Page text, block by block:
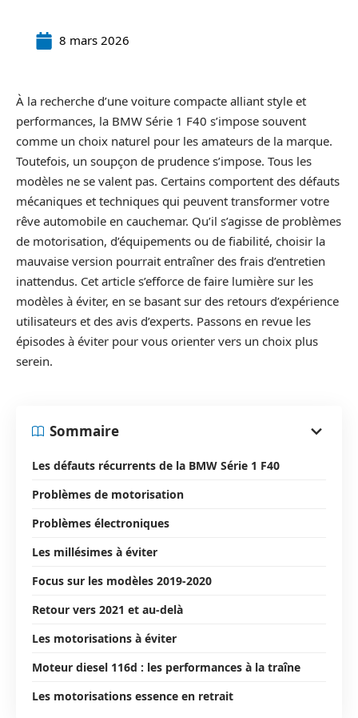
8 mars 2026
À la recherche d’une voiture compacte alliant style et
performances, la BMW Série 1 F40 s’impose souvent
comme un choix naturel pour les amateurs de la marque.
Toutefois, un soupçon de prudence s’impose. Tous les
modèles ne se valent pas. Certains comportent des défauts
mécaniques et techniques qui peuvent transformer votre
rêve automobile en cauchemar. Qu’il s’agisse de problèmes
de motorisation, d’équipements ou de fiabilité, choisir la
mauvaise version pourrait entraîner des frais d’entretien
inattendus. Cet article s’efforce de faire lumière sur les
modèles à éviter, en se basant sur des retours d’expérience
utilisateurs et des avis d’experts. Passons en revue les
épisodes à éviter pour vous orienter vers un choix plus
serein.
Sommaire
Les défauts récurrents de la BMW Série 1 F40
Problèmes de motorisation
Problèmes électroniques
Les millésimes à éviter
Focus sur les modèles 2019-2020
Retour vers 2021 et au-delà
Les motorisations à éviter
Moteur diesel 116d : les performances à la traîne
Les motorisations essence en retrait